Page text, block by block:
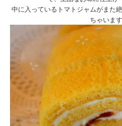
中に入っているトマトジャムがまた
ちゃいます